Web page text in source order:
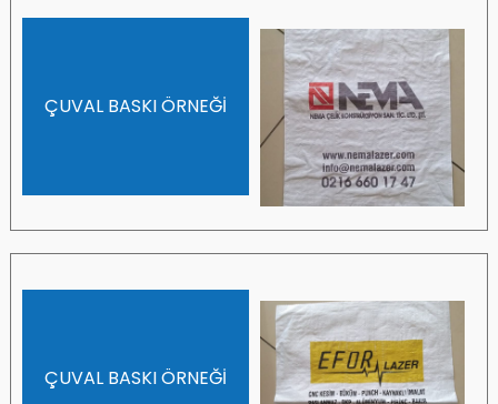
ÇUVAL BASKI ÖRNEĞİ
ÇUVAL BASKI ÖRNEĞİ